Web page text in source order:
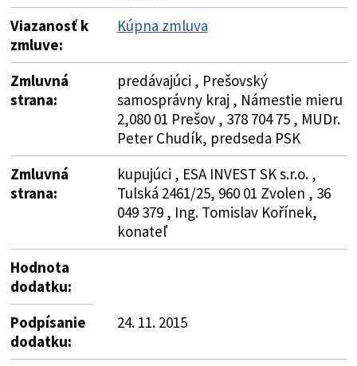
Viazanosť k
zmluve:
Kúpna zmluva
Zmluvná
strana:
predávajúci , Prešovský
samosprávny kraj , Námestie mieru
2,080 01 Prešov , 378 704 75 , MUDr.
Peter Chudík, predseda PSK
Zmluvná
strana:
kupujúci , ESA INVEST SK s.r.o. ,
Tulská 2461/25, 960 01 Zvolen , 36
049 379 , Ing. Tomislav Kořínek,
konateľ
Hodnota
dodatku:
Podpísanie
dodatku:
24. 11. 2015